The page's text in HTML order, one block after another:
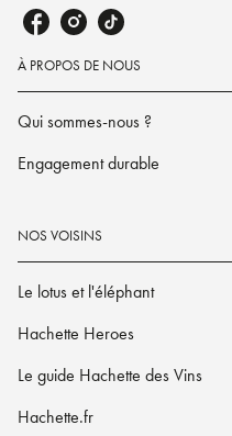
À PROPOS DE NOUS
Qui sommes-nous ?
Engagement durable
NOS VOISINS
Le lotus et l'éléphant
Hachette Heroes
Le guide Hachette des Vins
Hachette.fr